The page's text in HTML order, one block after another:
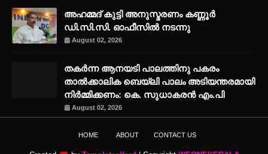
അഹമ്മദ് കുട്ടി അനുസ്മരണം കണ്ണൂർ
ഡി.സി.സി. ഓഫീസിൽ നടന്നു
August 02, 2026
തകർന്ന ആനയടി പാലത്തിനു പകരം
താൽക്കാലിക ബെയ്‌ലി പാലം അടിയന്തരമായി
നിർമ്മിക്കണം: കെ. സുധാകരൻ എം.പി
August 02, 2026
HOME ABOUT CONTACT US